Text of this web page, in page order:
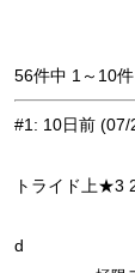
56件中 1～10件
#1: 10日前 (07/
トライド上★3
d